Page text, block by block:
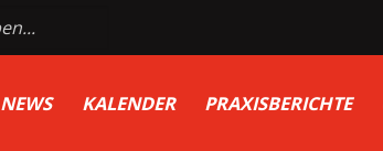
NEWS KALENDER PRAXISBERICHTE